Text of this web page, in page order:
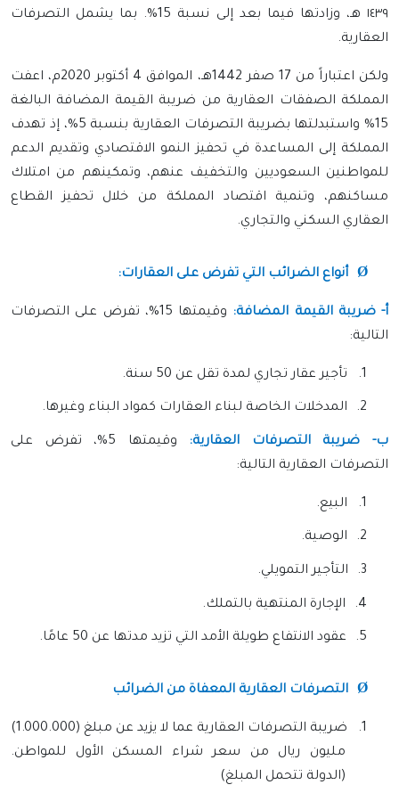
١٤٣٩ هـ، وزادتها فيما بعد إلى نسبة 15%. بما يشمل التصرفات
العقارية.
ولكن اعتباراً من 17 صفر 1442هـ، الموافق 4 أكتوبر 2020م، اعفت
المملكة الصفقات العقارية من ضريبة القيمة المضافة البالغة
15% واستبدلتها بضريبة التصرفات العقارية بنسبة 5%، إذ تهدف
المملكة إلى المساعدة في تحفيز النمو الاقتصادي وتقديم الدعم
للمواطنين السعوديين والتخفيف عنهم، وتمكينهم من امتلاك
مساكنهم، وتنمية اقتصاد المملكة من خلال تحفيز القطاع
العقاري السكني والتجاري.
Ø أنواع الضرائب التي تفرض على العقارات:
أ- ضريبة القيمة المضافة:
وقيمتها 15%، تفرض على التصرفات
التالية:
1. تأجير عقار تجاري لمدة تقل عن 50 سنة.
2. المدخلات الخاصة لبناء العقارات كمواد البناء وغيرها.
ب- ضريبة التصرفات العقارية:
وقيمتها 5%، تفرض على
التصرفات العقارية التالية:
1. البيع.
2. الوصية.
3. التأجير التمويلي.
4. الإجارة المنتهية بالتملك.
5. عقود الانتفاع طويلة الأمد التي تزيد مدتها عن 50 عامًا.
Ø التصرفات العقارية المعفاة من الضرائب
1.
ضريبة التصرفات العقارية عما لا يزيد عن مبلغ (1.000.000)
مليون ريال من سعر شراء المسكن الأول للمواطن.
(الدولة تتحمل المبلغ)